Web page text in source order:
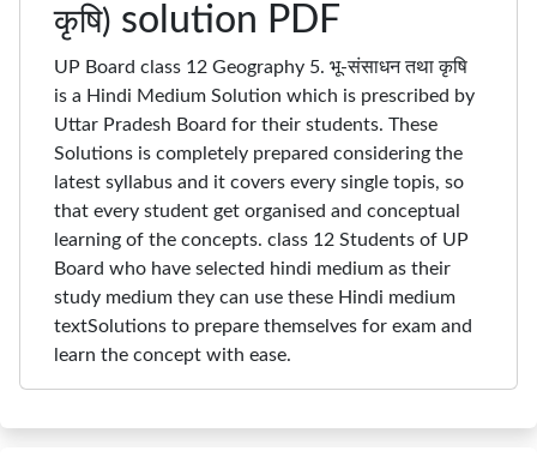
कृषि) solution PDF
UP Board class 12 Geography 5. भू-संसाधन तथा कृषि
is a Hindi Medium Solution which is prescribed by
Uttar Pradesh Board for their students. These
Solutions is completely prepared considering the
latest syllabus and it covers every single topis, so
that every student get organised and conceptual
learning of the concepts. class 12 Students of UP
Board who have selected hindi medium as their
study medium they can use these Hindi medium
textSolutions to prepare themselves for exam and
learn the concept with ease.